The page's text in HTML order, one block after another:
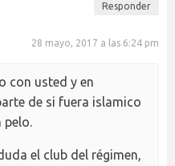
Responder
28 mayo, 2017 a las 6:24 pm
con usted y en
de si fuera islamico
pelo.
el club del régimen,